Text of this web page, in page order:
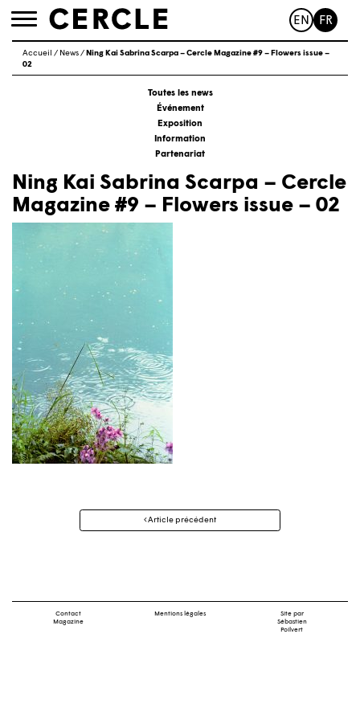
Toggle
EN FR
Accueil / News/ Ning Kai Sabrina Scarpa – Cercle Magazine #9 – Flowers issue –
02
Toutes les news
Événement
Exposition
Information
Partenariat
Ning Kai Sabrina Scarpa – Cercle
Magazine #9 – Flowers issue – 02
Navigation
Article précédent
Contact
Magazine
Mentions légales
Site par
Sébastien
Poilvert